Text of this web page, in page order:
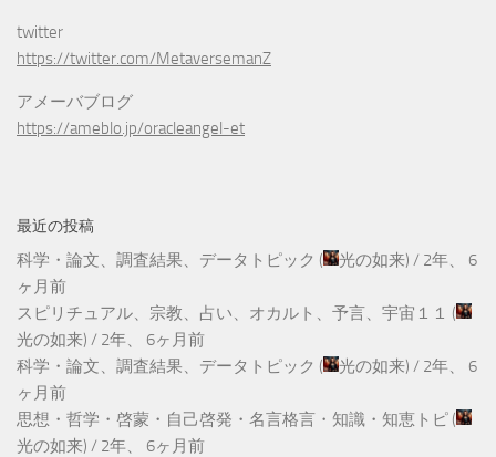
twitter
https://twitter.com/MetaversemanZ
アメーバブログ
https://ameblo.jp/oracleangel-et
最近の投稿
科学・論文、調査結果、データトピック ( 光の如来) / 2年、 6
ヶ月前
スピリチュアル、宗教、占い、オカルト、予言、宇宙１１ (
光の如来) / 2年、 6ヶ月前
科学・論文、調査結果、データトピック ( 光の如来) / 2年、 6
ヶ月前
思想・哲学・啓蒙・自己啓発・名言格言・知識・知恵トピ (
光の如来) / 2年、 6ヶ月前